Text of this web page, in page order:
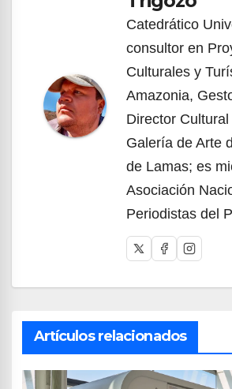
Catedrático
consultor en
Culturales y
Amazonia,
Director
Galería de Arte
de Lamas; es
Asociación
Periodistas del
Artículos relacionados